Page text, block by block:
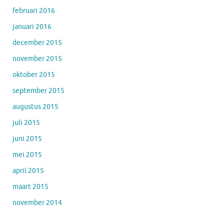
februari 2016
januari 2016
december 2015
november 2015
oktober 2015
september 2015
augustus 2015
juli 2015
juni 2015
mei 2015
april 2015
maart 2015
november 2014